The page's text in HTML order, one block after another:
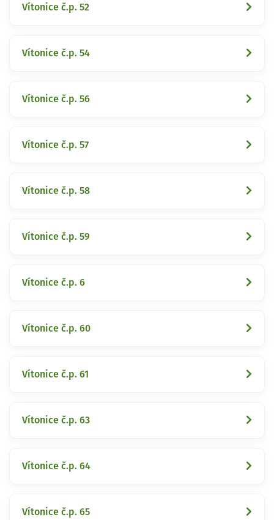
Vítonice č.p. 52
Vítonice č.p. 54
Vítonice č.p. 56
Vítonice č.p. 57
Vítonice č.p. 58
Vítonice č.p. 59
Vítonice č.p. 6
Vítonice č.p. 60
Vítonice č.p. 61
Vítonice č.p. 63
Vítonice č.p. 64
Vítonice č.p. 65